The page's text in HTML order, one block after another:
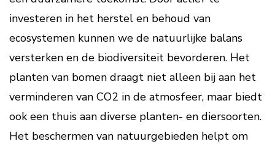
investeren in het herstel en behoud van
ecosystemen kunnen we de natuurlijke balans
versterken en de biodiversiteit bevorderen. Het
planten van bomen draagt niet alleen bij aan het
verminderen van CO2 in de atmosfeer, maar biedt
ook een thuis aan diverse planten- en diersoorten.
Het beschermen van natuurgebieden helpt om